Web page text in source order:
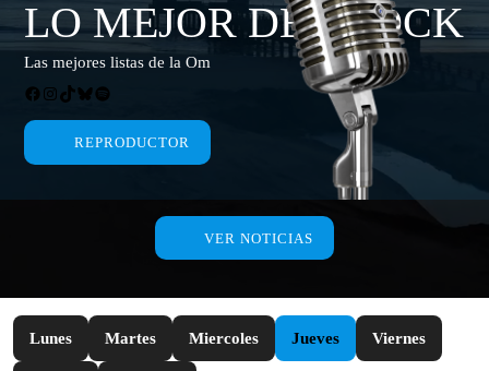
LO MEJOR DEL ROCK
Las mejores listas de la Om
Facebook Instagram TikTok Bluesky Spotify
REPRODUCTOR
VER NOTICIAS
Lunes Martes Miercoles Jueves Viernes